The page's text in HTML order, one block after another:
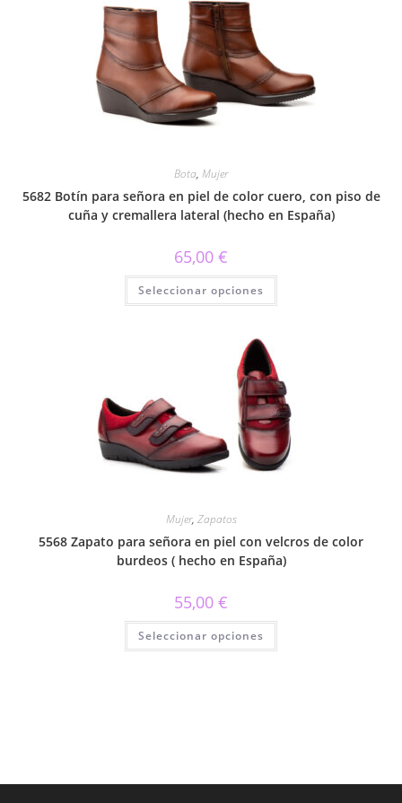
la
página
de
producto
Bota, Mujer
5682 Botín para señora en piel de color cuero, con piso de
cuña y cremallera lateral (hecho en España)
65,00 €
Seleccionar opciones
Este
tiene
se
pueden
elegir
en
la
página
de
producto
Mujer, Zapatos
5568 Zapato para señora en piel con velcros de color
burdeos ( hecho en España)
55,00 €
Seleccionar opciones
Este
tiene
de